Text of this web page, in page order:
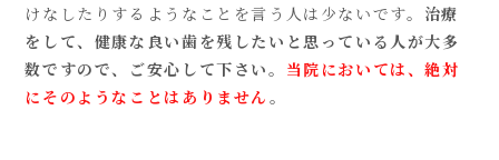
けなしたりするようなことを言う人は少ないです。 治療
をして、健康な良い歯を残したいと思っている人が大多
数ですので、ご安心して下さい。 当院においては、絶対
にそのようなことはありません 。